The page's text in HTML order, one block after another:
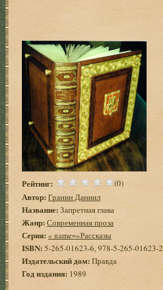
Рейтинг: (0)
Автор: Гранин Даниил
Название: Запретная глава
Жанр: Современная проза
Серия: « name=»Рассказы
ISBN: 5-265-01623-6, 978-5-265-01623-2
Издательский дом: Правда
Год издания: 1989